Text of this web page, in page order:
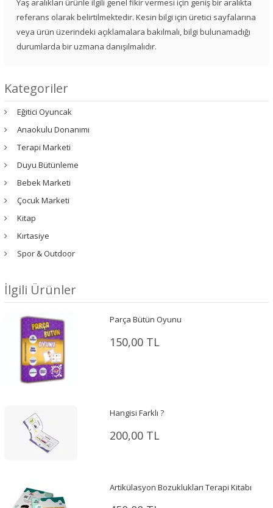
Yaş aralıkları ürünle ilgili genel fikir vermesi için geniş bir aralıkta
referans olarak belirtilmektedir. Kesin bilgi için üretici sayfalarına
veya ürün üzerindeki açıklamalara bakılmalı, bilgi bulunamadığı
durumlarda bir uzmana danışılmalıdır.
Kategoriler
Eğitici Oyuncak
Anaokulu Donanımı
Terapi Marketi
Duyu Bütünleme
Bebek Marketi
Çocuk Marketi
Kitap
Kırtasiye
Spor & Outdoor
İlgili Ürünler
Parça Bütün Oyunu
150,00 TL
Hangisi Farklı ?
200,00 TL
Artikülasyon Bozuklukları Terapi Kitabı